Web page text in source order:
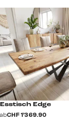
Esstisch Edge
abCHF 1’369.90